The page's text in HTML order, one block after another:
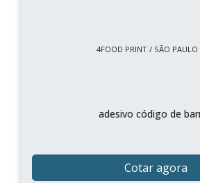
4FOOD PRINT / SÃO PAULO
adesivo código de
Cotar agora